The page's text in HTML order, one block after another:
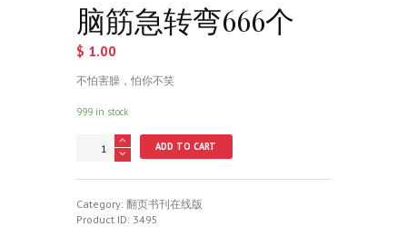
脑筋急转弯666个
$ 1.00
不怕害臊，怕你不笑
999 in stock
弯
666
ADD TO CART
Category: 翻页书刊在线版
Product ID: 3495